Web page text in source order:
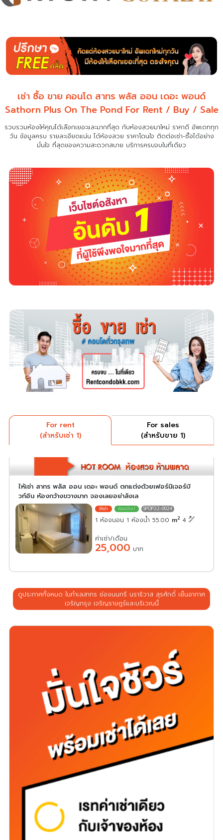
เช่า ซื้อ ขาย คอนโด สาทร พลัส ออน เดอะ พอนด์
Sathorn Plus On The Pond For Rent / Buy / Sale
รวบรวมห้องให้คุณได้เลือกเยอะและมากที่สุด กับห้องสวยมาใหม่ ราคาดี อัพเดททุก
วัน ข้อมูลครบ รายละเอียดแน่นได้ห้องสวย ราคาโดนใจ ติดต่อเช่า-ซื้อได้อย่าง
มั่นใจ ที่สุดของความสะดวกสบาย บริการครบจบในที่เดียว
For rent
(สำหรับเช่า 1)
For sales
(สำหรับขาย 1)
ให้เช่า สาทร พลัส ออน เดอะ พอนด์ ตกแต่งด้วยเฟอร์นิเจอร์บิ
วท์อิน ห้องกว้างขวางมาก จองเลยอย่าลังเล
SPOP22-0024
1 ห้องนอน 1 ห้องน้ำ 55.00 m2 4
ค่าเช่า/เดือน
25,000 บาท
ดูประกาศทั้งหมด ในทำเลสาทร ช่องนนทรี นราธิวาส สุรศักดิ์ เย็นอากาศ
เจริญกรุง เจริญราษฎร์และบริเวณนี้